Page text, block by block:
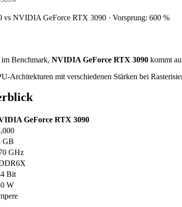
NVIDIA GeForce RTX 3090 · Vorsprung: 600 %
Benchmark, NVIDIA GeForce RTX 3090 kommt
Architekturen mit verschiedenen Stärken bei
GeForce RTX 3090
GB
GHz
Bit
W